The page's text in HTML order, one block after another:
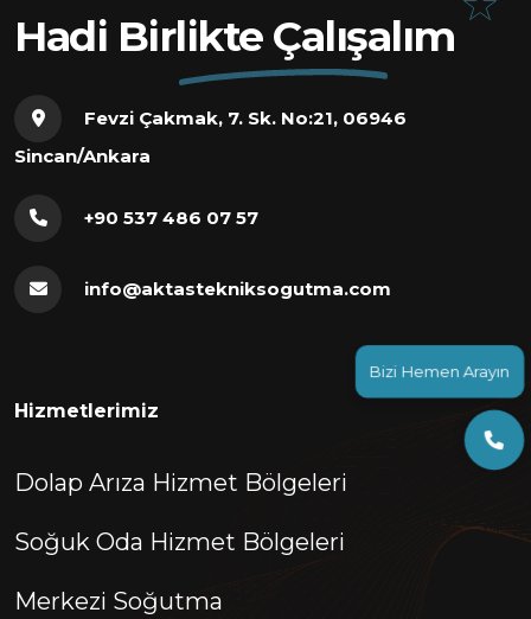
Bizi Hemen Arayın
Hadi Birlikte Çalışalım
Fevzi Çakmak, 7. Sk. No:21, 06946
Sincan/Ankara
+90 537 486 07 57
info@aktastekniksogutma.com
Hizmetlerimiz
Dolap Arıza Hizmet Bölgeleri
Soğuk Oda Hizmet Bölgeleri
Merkezi Soğutma